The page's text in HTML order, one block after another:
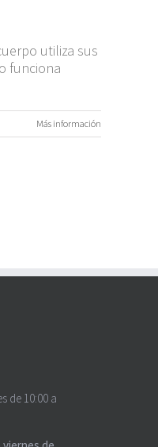
utiliza sus
funciona
Más información
de 10:00 a